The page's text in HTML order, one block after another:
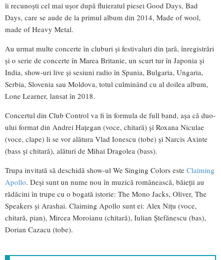
îi recunoști cel mai ușor după fluieratul piesei Good Days, Bad
Days, care se aude de la primul album din 2014, Made of wool,
made of Heavy Metal.
Au urmat multe concerte în cluburi și festivaluri din țară, înregistrări
și o serie de concerte în Marea Britanie, un scurt tur în Japonia și
India, show-uri live și sesiuni radio în Spania, Bulgaria, Ungaria,
Serbia, Slovenia sau Moldova, totul culminând cu al doilea album,
Lone Learner, lansat în 2018.
Concertul din Club Control va fi în formula de full band, așa că duo-
ului format din Andrei Hațegan (voce, chitară) și Roxana Niculae
(voce, clape) li se vor alătura Vlad Ionescu (tobe) și Narcis Axinte
(bass și chitară), alături de Mihai Dragolea (bass).
Trupa invitată să deschidă show-ul We Singing Colors este Claiming
Apollo. Deși sunt un nume nou în muzică românească, băieții au
rădăcini în trupe cu o bogată istorie: The Mono Jacks, Oliver, The
Speakers și Arashai. Claiming Apollo sunt ei: Alex Nițu (voce,
chitară, pian), Mircea Moroianu (chitară), Iulian Ștefănescu (bas),
Dorian Cazacu (tobe).